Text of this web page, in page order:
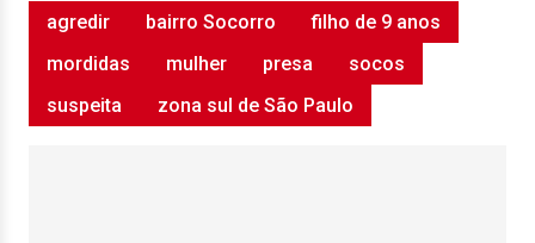
agredir bairro Socorro
filho de 9 anos
mordidas
mulher presa
socos
suspeita
zona sul de São Paulo